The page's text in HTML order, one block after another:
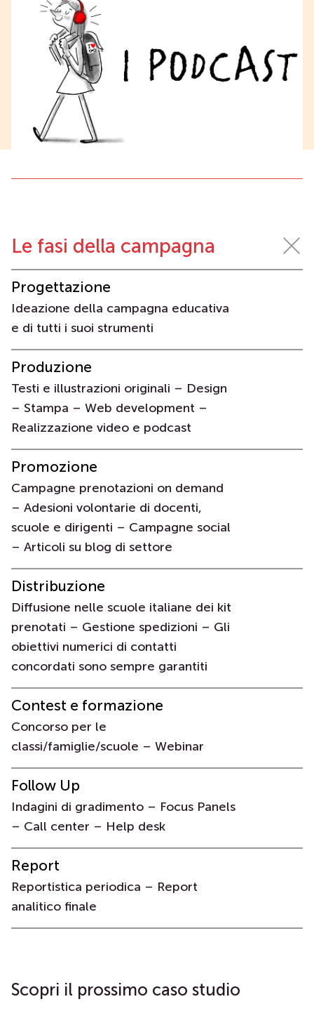
Le fasi della campagna
Progettazione
Ideazione della campagna educativa
e di tutti i suoi strumenti
Produzione
Testi e illustrazioni originali – Design
– Stampa – Web development –
Realizzazione video e podcast
Promozione
Campagne prenotazioni on demand
– Adesioni volontarie di docenti,
scuole e dirigenti – Campagne social
– Articoli su blog di settore
Distribuzione
Diffusione nelle scuole italiane dei kit
prenotati – Gestione spedizioni – Gli
obiettivi numerici di contatti
concordati sono sempre garantiti
Contest e formazione
Concorso per le
classi/famiglie/scuole – Webinar
Follow Up
Indagini di gradimento – Focus Panels
– Call center – Help desk
Report
Reportistica periodica – Report
analitico finale
Scopri il prossimo caso studio